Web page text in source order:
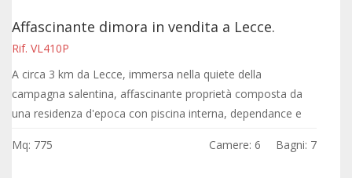
Affascinante dimora in vendita a Lecce.
Rif. VL410P
A circa 3 km da Lecce, immersa nella quiete della
campagna salentina, affascinante proprietà composta da
una residenza d'epoca con piscina interna, dependance e
Mq: 775 Camere: 6 Bagni: 7